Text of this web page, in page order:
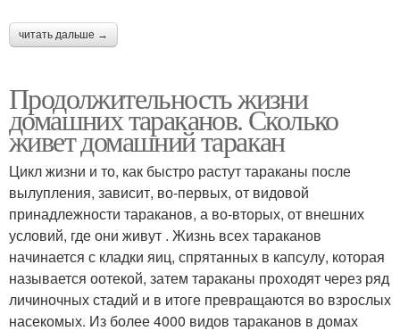
читать дальше →
Продолжительность жизни
домашних тараканов. Сколько
живет домашний таракан
Цикл жизни и то, как быстро растут тараканы после
вылупления, зависит, во-первых, от видовой
принадлежности тараканов, а во-вторых, от внешних
условий, где они живут . Жизнь всех тараканов
начинается с кладки яиц, спрятанных в капсулу, которая
называется оотекой, затем тараканы проходят через ряд
личиночных стадий и в итоге превращаются во взрослых
насекомых. Из более 4000 видов тараканов в домах